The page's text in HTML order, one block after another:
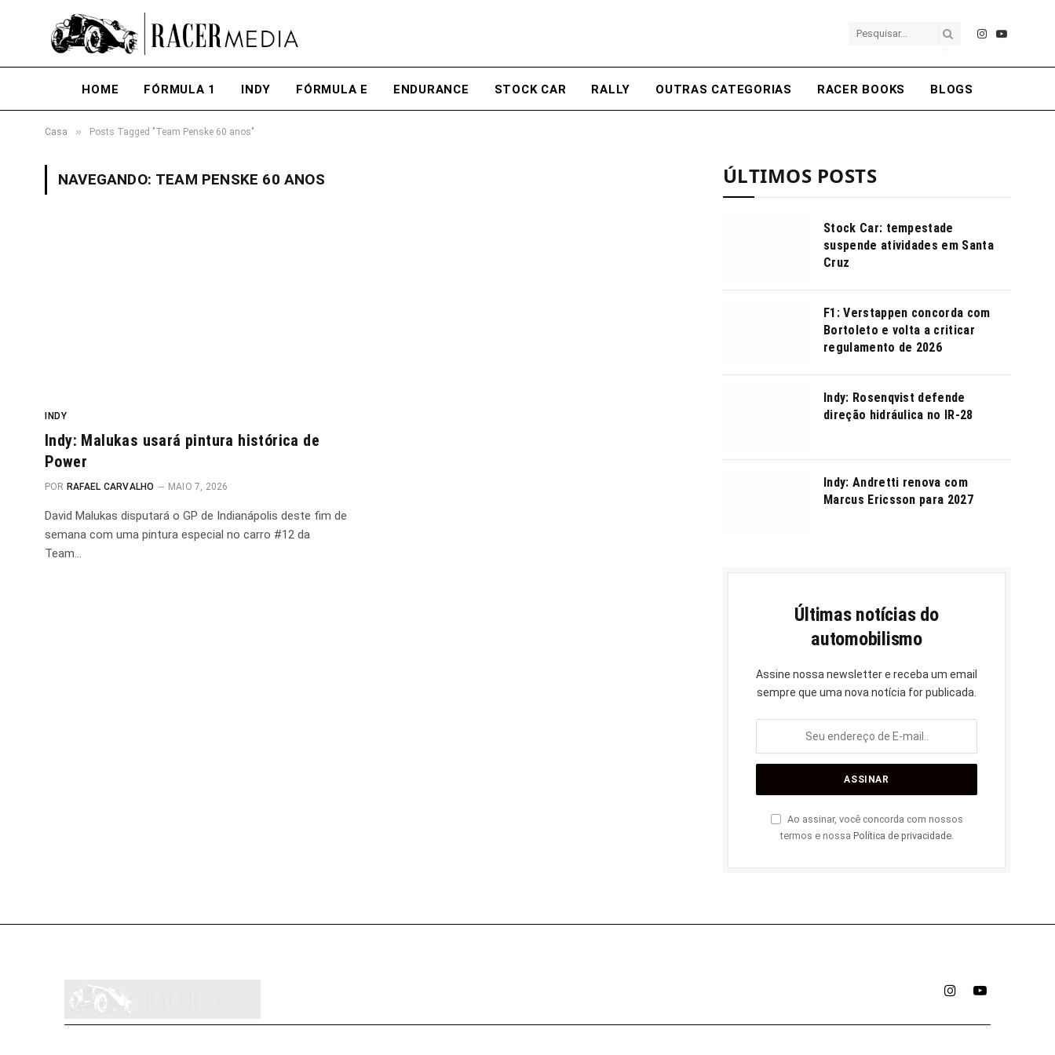
Instagram
YouTube
HOME FÓRMULA 1 INDY FÓRMULA E ENDURANCE STOCK CAR RALLY OUTRAS CATEGORIAS RACER BOOKS BLOGS
Casa » Posts Tagged "Team Penske 60 anos"
NAVEGANDO: TEAM PENSKE 60 ANOS
INDY
Indy: Malukas usará pintura histórica de
Power
POR RAFAEL CARVALHO MAIO 7, 2026
David Malukas disputará o GP de Indianápolis deste fim de
semana com uma pintura especial no carro #12 da
Team…
ÚLTIMOS POSTS
Stock Car: tempestade
suspende atividades em Santa
Cruz
F1: Verstappen concorda com
Bortoleto e volta a criticar
regulamento de 2026
Indy: Rosenqvist defende
direção hidráulica no IR-28
Indy: Andretti renova com
Marcus Ericsson para 2027
Últimas notícias do
automobilismo
Assine nossa newsletter e receba um email
sempre que uma nova notícia for publicada.
Ao assinar, você concorda com nossos
termos e nossa Política de privacidade.
InstagramYouTube